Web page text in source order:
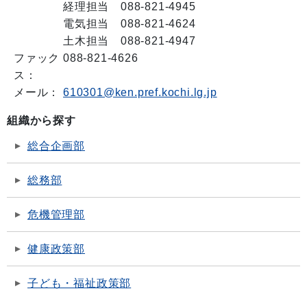
経理担当 088-821-4945
電気担当 088-821-4624
土木担当 088-821-4947
ファック
ス：
088-821-4626
メール： 610301@ken.pref.kochi.lg.jp
組織から探す
総合企画部
総務部
危機管理部
健康政策部
子ども・福祉政策部